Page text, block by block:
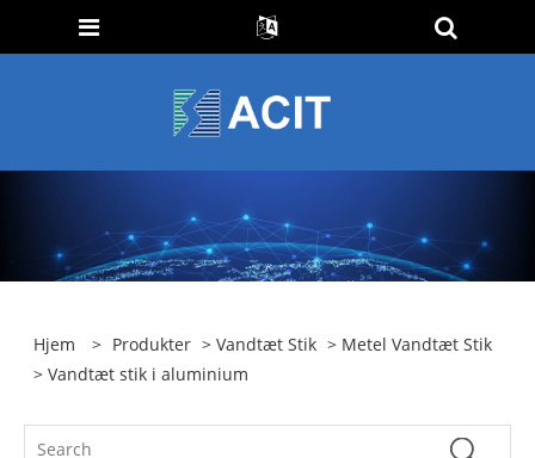
Hjem > Produkter >Vandtæt Stik > Metel Vandtæt Stik
> Vandtæt stik i aluminium